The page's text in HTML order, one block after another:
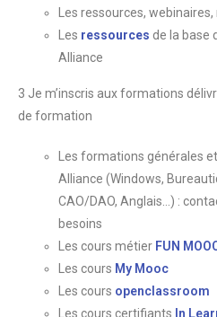
Les ressources,
Les ressources de la base
Alliance
3 Je m’inscris aux formations
de formation
Les formations générales
Alliance (Windows,
CAO/DAO, Anglais…) :
besoins
Les cours métier FUN
Les cours My Mooc
Les cours openclassroom
Les cours certifiants In